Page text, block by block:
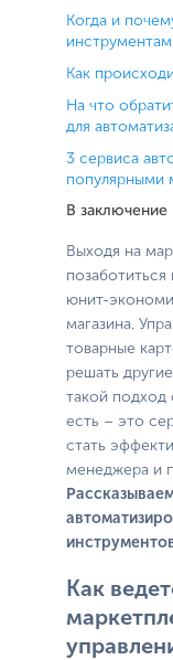
Выходя на
юнит-
магазина.
товарные
решать
такой подход
есть – это
стать
менеджера и
Как
Когда и
Как
На что
для
3 сервиса
популярными
В заключение